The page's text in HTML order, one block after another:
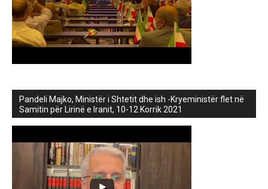
Pandeli Majko, Ministër i Shtetit dhe ish -Kryeministër flet në
Samitin për Lirinë e Iranit, 10-12 Korrik 2021